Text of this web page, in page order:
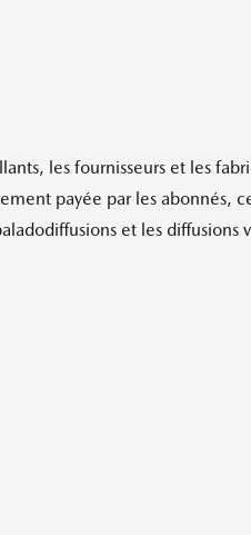
les fournisseurs et les
payée par les abonnés,
et les diffusions